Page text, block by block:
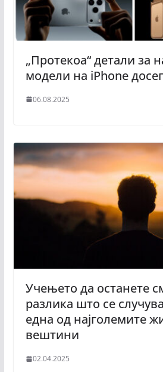
„Протекоа“ детали за
модели на iPhone
06.08.2025
Учењето да останете
разлика што се
една од најголемите
вештини
02.04.2025